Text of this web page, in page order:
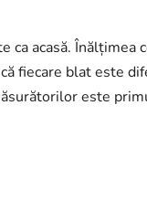
ca acasă. Înălțimea
fiecare blat este
este